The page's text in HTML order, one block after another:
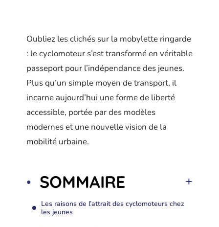
Oubliez les clichés sur la mobylette ringarde
: le cyclomoteur s’est transformé en véritable
passeport pour l’indépendance des jeunes.
Plus qu’un simple moyen de transport, il
incarne aujourd’hui une forme de liberté
accessible, portée par des modèles
modernes et une nouvelle vision de la
mobilité urbaine.
SOMMAIRE
Les raisons de l’attrait des cyclomoteurs chez
les jeunes